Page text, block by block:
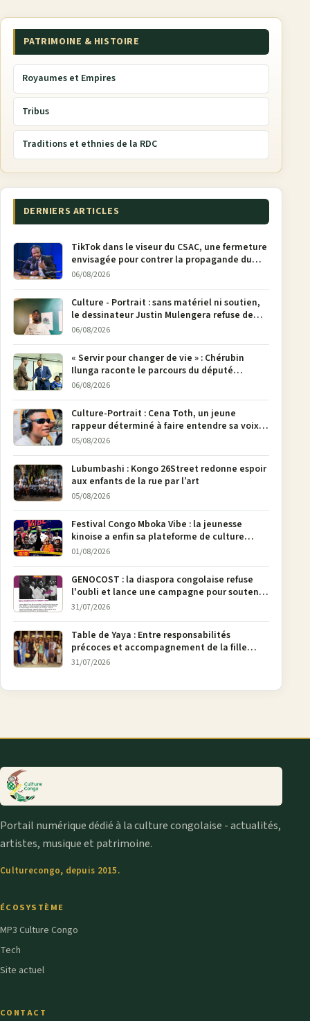
PATRIMOINE & HISTOIRE
Royaumes et Empires
Tribus
Traditions et ethnies de la RDC
DERNIERS ARTICLES
TikTok dans le viseur du CSAC, une fermeture
envisagée pour contrer la propagande du
M23
06/08/2026
Culture - Portrait : sans matériel ni soutien,
le dessinateur Justin Mulengera refuse de
poser son crayon
06/08/2026
« Servir pour changer de vie » : Chérubin
Ilunga raconte le parcours du député
national Jethro Muyombi Tshimbu en 137
06/08/2026
Culture-Portrait : Cena Toth, un jeune
rappeur déterminé à faire entendre sa voix à
Bunia
05/08/2026
Lubumbashi : Kongo 26Street redonne espoir
aux enfants de la rue par l’art
05/08/2026
Festival Congo Mboka Vibe : la jeunesse
kinoise a enfin sa plateforme de culture
urbaine
01/08/2026
GENOCOST : la diaspora congolaise refuse
l'oubli et lance une campagne pour soutenir
la pétition FONAREV depuis Bruxelles
31/07/2026
Table de Yaya : Entre responsabilités
précoces et accompagnement de la fille
aînée, la diaspora en débat
31/07/2026
Portail numérique dédié à la culture congolaise - actualités,
artistes, musique et patrimoine.
Culturecongo, depuis 2015.
ÉCOSYSTÈME
MP3 Culture Congo
Tech
Site actuel
CONTACT